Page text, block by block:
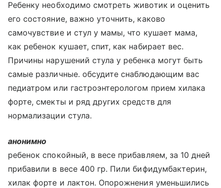
Ребенку необходимо смотреть животик и оценить
его состояние, важно уточнить, каково
самочувствие и стул у мамы, что кушает мама,
как ребенок кушает, спит, как набирает вес.
Причины нарушений стула у ребенка могут быть
самые различные. обсудите снаблюдающим вас
педиатром или гастроэнтерологом прием хилака
форте, смекты и ряд других средств для
нормализации стула.
анонимно
ребенок спокойный, в весе прибавляем, за 10 дней
прибавили в весе 400 гр. Пили бифидумбактерин,
хилак форте и лактон. Опорожнения уменьшились